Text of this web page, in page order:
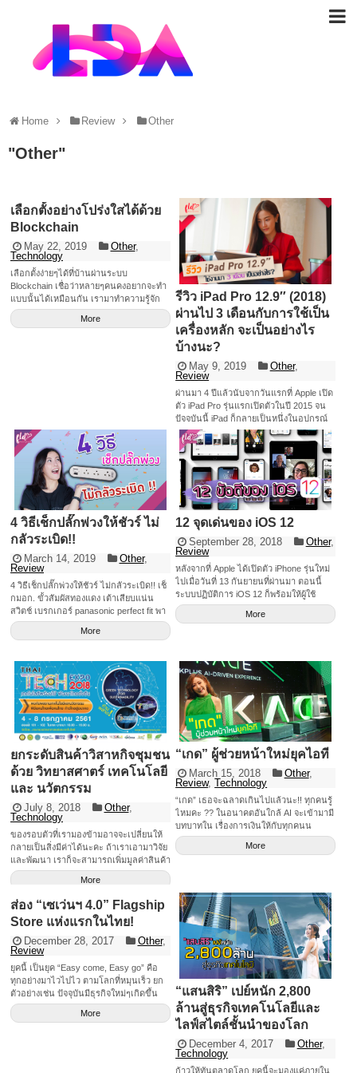
Home Review Other
"Other"
เลือกตั้งอย่างโปร่งใสได้ด้วย
Blockchain
May 22, 2019 Other,
Technology
เลือกตั้งง่ายๆได้ที่บ้านผ่านระบบ
Blockchain เชื่อว่าหลายๆคนคงอยากจะทำ
แบบนั้นได้เหมือนกัน เรามาทำความรู้จัก
กับการเลือกตั้งผ่านระบบ Blockchain กัน
ค่ะ
More
รีวิว iPad Pro 12.9″ (2018)
ผ่านไป 3 เดือนกับการใช้เป็น
เครื่องหลัก จะเป็นอย่างไร
บ้างนะ?
May 9, 2019 Other,
Review
ผ่านมา 4 ปีแล้วนับจากวันแรกที่ Apple เปิด
ตัว iPad Pro รุ่นแรกเปิดตัวในปี 2015 จน
ปัจจุบันนี้ iPad ก็กลายเป็นหนึ่งในอุปกรณ์
ของคนที่ต้องการ
More
4 วิธีเช็กปลั๊กพ่วงให้ชัวร์ ไม่
กลัวระเบิด!!
March 14, 2019 Other,
Review
4 วิธีเช็กปลั๊กพ่วงให้ชัวร์ ไม่กลัวระเบิด!! เช็
กมอก. ขั้วสัมผัสทองแดง เต้าเสียบแน่น
สวิตช์ เบรกเกอร์ panasonic perfect fit พา
นาโซนิก เพอร์เฟ็ค ฟิต ปลั๊กพ่วง
More
12 จุดเด่นของ iOS 12
September 28, 2018 Other,
Review
หลังจากที่ Apple ได้เปิดตัว iPhone รุ่นใหม่
ไปเมื่อวันที่ 13 กันยายนที่ผ่านมา ตอนนี้
ระบบปฏิบัติการ iOS 12 ก็พร้อมให้ผู้ใช้
iPhone ได้อัพเดทมาใช้งานกันแล้ว วันนี้
เฟื่องก็เลยจะมาแนะนำ 12 จุดเด่นของ iOS
และสามารถโต้ตอบเร็วขึ้นทั้งระบบ เช่น
สามารถปัดเพื่อเปิดแอปกล้องได้เร็วขึ้น
สูงสุด 70% เรียกคีย์บอร์ดได้เร็วขึ้นสูงสุด
50% เปิดแอปในขณะที่อุปกรณ์ทำงานหนัก
ได้เร็วขึ้นสูงสุด 2 เท่า FaceTime แบบกลุ่ม
สามารถ FaceTime กับคนอื่นๆ ได้พร้อม
กันสูงสุดถึง 32 คน โดยช่องของคนที่กำลัง
พูดจะขยายใหญ่ขึ้นโดยอัตโนมัติ เพื่อให้ไม่
เกิดความสับสนระหว่างสนทนา และตาม
ทันในทุกบทสนทนา นอกจากนี้เรายัง
สามารถเริ่มโทร FaceTime แบบกลุ่ม จาก
กลุ่มสนทนาในแอปข้อความได้เลยทันที
หรือจะเข้าร่วมสายที่มีการคุยกันอยู่แล้วเมื่อ
ไหร่ก็ได้ Memoji Memoji ที่มาใน iPhoneX
ได้พัฒนาให้สามารถสร้าง Memoji [&hellip;]
More
ยกระดับสินค้าวิสาหกิจชุมชน
ด้วย วิทยาสศาตร์ เทคโนโลยี
และ นวัตกรรม
July 8, 2018 Other,
Technology
ของรอบตัวที่เรามองข้ามอาจจะเปลี่ยนให้
กลายเป็นสิ่งมีค่าได้นะคะ ถ้าเราเอามาวิจัย
และพัฒนา เราก็จะสามารถเพิ่มมูลค่าสินค้า
จากสิ่งเหลือใช้ค่ะ เช่น เปลี่ยนกากกาแฟให้
กลายเป็นสบู่กาแฟ โดยการปรับสูตรเบสท์
สบู่ให้มีความปลอดภัยต่อผู้ใช้ และส่งนัก
ออกแบบ มาออกแบบในเรื่องของแพ็คเก็จ
จิ้งให้กับทางกลุ่มวิสาหกิจชุมชน รักศาลา
ไทยท่าศาลาค่ะ ทำให้นอกจากที่มีสินค้าเดิม
เช่น กาแฟสด &nbsp;และกาแฟคั่ว ก็เลย
ได้ผลิตภัณฑ์เพิ่มประเภทเครื่องสำอางเพิ่ม
เข้ามาอีก ซึ่งทำให้สร้างรายได้ที่เพิ่มมากขึ้น
ค่ะ การต่อยอดสินค้า พัฒนาสินค้า สำหรับผู้
ประกอบการที่เป็นกลุ่มวิสาหกิจชุมชน ถ้า
ใครที่สนใจในเรื่องของการทำธุรกิจต่อยอด
More
“เกด” ผู้ช่วยหน้าใหม่ยุคไอที
March 15, 2018 Other,
Review,Technology
“เกด” เธอจะฉลาดเกินไปแล้วนะ!! ทุกคนรู้
ไหมคะ ?? ในอนาคตอันใกล้ AI จะเข้ามามี
บทบาทใน เรื่องการเงินให้กับทุกคนน
(เฉพาะคนที่ใช้กสิกรนะคะ 55) ที่เฟื่องรู้
เพราะเมื่อวานแอบไปงาน แถลงข่าววิสัย
พลิเคชั่น K PLUS ในเร็ว ๆ นี้ นอกจากนี้สิ่ง
ที่เฟื่องรู้สึกเลิฟฟที่สุดก็คือ vision ของ
ธนาคารกสิกรไทยที่ ประกาศภายในงานว่า
“เทคโนโลยีจะมาช่วยให้ชีวิตคุณง่ายขึ้น
และมันไม่ยากเลยที่จะเรียนรู้” ซึ่งเฟื่องเองก็
เชื่อแบบนั้นมาตลอด เกดคืออะไร แล้วจะ
มาช่วยอะไรเราได้บ้าง?? “เกด” คือชื่อของ
ปัญญาประดิษฐ์ที่ธนาคารกสิกรไทยตั้งใจ
ออกแบบมาให้เป็นเพื่อนสนิทที่รู้ใจ คอย
แนะนำและช่วยเหลือเรื่องการเงินของคุณ
โดยมีโครงการนำร่องสำคัญที่เริ่มทำไปแล้ว
3 โครงการ K PLUS Beacon = ออกแบบ
การใช้งานในรูปแบบใหม่สำหรับผู้มีความ
บกพร่องทางการมองเห็น K PLUS Machine
More
ส่อง “เซเว่นฯ 4.0” Flagship
Store แห่งแรกในไทย!
December 28, 2017 Other,
Review
ยุคนี้ เป็นยุค “Easy come, Easy go” คือ
ทุกอย่างมาไวไปไว ตามโลกที่หมุนเร็ว ยก
ตัวอย่างเช่น ปัจจุบันมีธุรกิจใหม่ๆเกิดขึ้น
มากมาย เพื่อตอบสนองความต้องการของผู้
บริโภคที่เปลี่ยนไป แต่ก็มีธุรกิจไม่น้อยที่
More
“แสนสิริ” เปย์หนัก 2,800
ล้านสู่ธุรกิจเทคโนโลยีและ
ไลฟ์สไตล์ชั้นนำของโลก
December 4, 2017 Other,
Technology
ก้าวให้ทันตลาดโลก ยุคนี้จะมองแค่ภายใน